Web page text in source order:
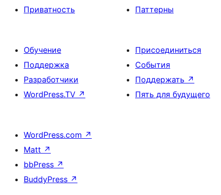
Приватность
Паттерны
Обучение
Поддержка
Разработчики
WordPress.TV ↗
Присоединиться
События
Поддержать ↗
Пять для будущего
WordPress.com ↗
Matt ↗
bbPress ↗
BuddyPress ↗